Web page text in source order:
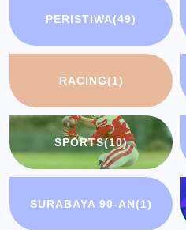
PERISTIWA(49)
RACING(1)
SPORTS(10)
SURABAYA 90-AN(1)